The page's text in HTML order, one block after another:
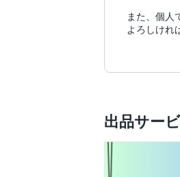
また、個人
よろしけれ
出品サー